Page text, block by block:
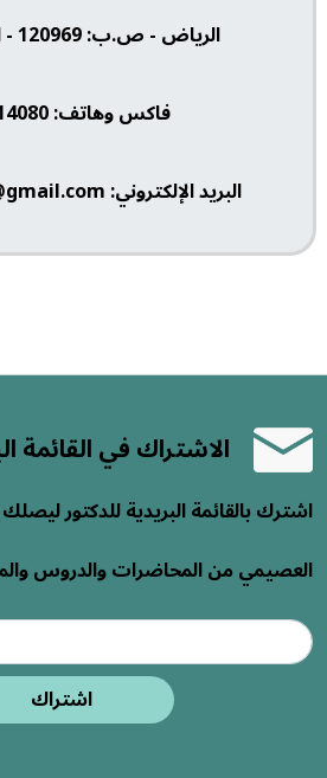
الرياض - ص.ب: 120969 - الرمز: 11689
فاكس وهاتف: 012414080
البريد الإلكتروني: s555549291@gmail.com
الاشتراك في القائمة
اشترك بالقائمة البريدية للدكتور
العصيمي من المحاضرات والدروس
اشتراك